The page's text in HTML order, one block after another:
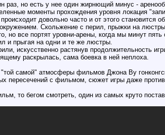
раз, но есть у нее один жирнющий минус -
моменты прохождения уровня локация
довольно часто и от этого
Скольжение с перил, прыжки на
но все портят уровни-арены, когда мы минут
и прыгая на одни и те же люстры.
искусственно растянув продолжительность
раскрылась, сама боевка в ней неплоха.
самой" атмосферы фильмов Джона Ву
пересечений с фильмом, сюжет игры даже
то бегом смотреть, один из самых круто